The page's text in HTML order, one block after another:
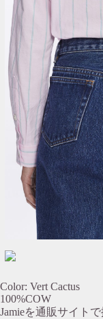
Color: Vert Cactus
100%COW
Jamieを通販サイト